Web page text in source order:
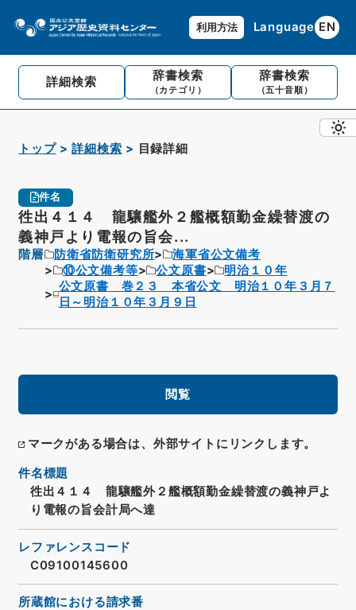
利用方法 Language EN
詳細検索 辞書検索
（カテゴリ）
辞書検索
（五十音順）
トップ 詳細検索 目録詳細
件名
徃出４１４ 龍驤艦外２艦概額勤金繰替渡の
義神戸より電報の旨会...
階層 防衛省防衛研究所
海軍省公文備考
⑩公文備考等
公文原書
明治１０年
公文原書 巻２３ 本省公文 明治１０年３月７
日～明治１０年３月９日
閲覧
マークがある場合は、外部サイトにリンクします。
件名標題
徃出４１４ 龍驤艦外２艦概額勤金繰替渡の義神戸よ
り電報の旨会計局へ達
レファレンスコード
C09100145600
所蔵館における請求番